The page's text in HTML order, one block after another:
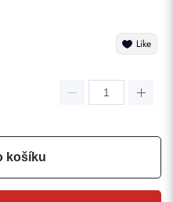
Like
košíku